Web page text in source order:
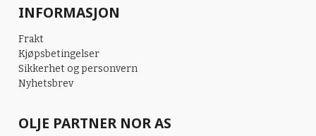
INFORMASJON
Frakt
Kjøpsbetingelser
Sikkerhet og personvern
Nyhetsbrev
OLJE PARTNER NOR AS